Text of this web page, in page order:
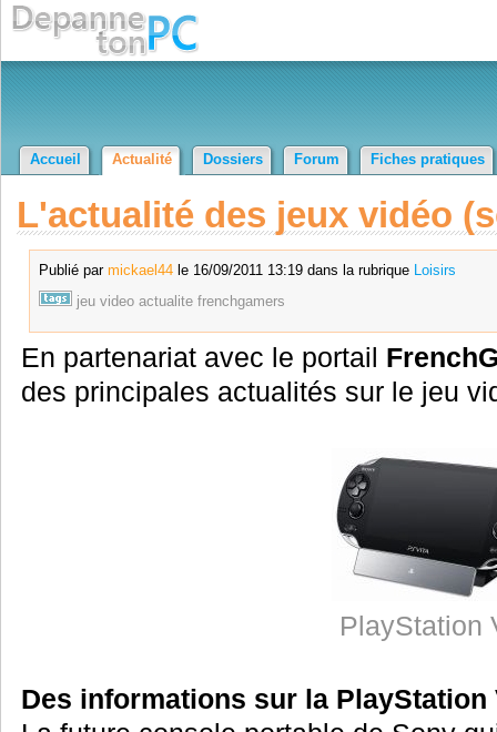
Accueil Actualité Dossiers Forum Fiches pratiques
L'actualité des jeux vidéo
Publié par mickael44le 16/09/2011 13:19 dans la rubrique Loisirs
jeu video actualite frenchgamers
En partenariat avec le portail
des principales actualités sur le jeu
PlayStation
Des informations sur la PlayStation